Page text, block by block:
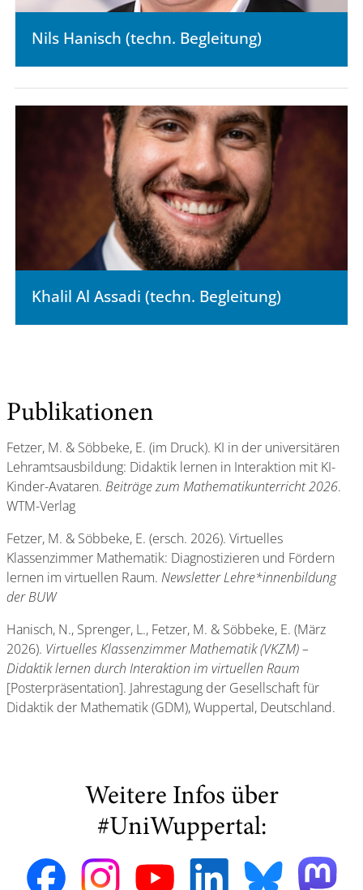
Nils Hanisch (techn. Begleitung)
Khalil Al Assadi (techn. Begleitung)
Publikationen
Fetzer, M. & Söbbeke, E. (im Druck). KI in der universitären
Lehramtsausbildung: Didaktik lernen in Interaktion mit KI-
Kinder-Avataren. Beiträge zum Mathematikunterricht 2026.
WTM-Verlag
Fetzer, M. & Söbbeke, E. (ersch. 2026). Virtuelles
Klassenzimmer Mathematik: Diagnostizieren und Fördern
lernen im virtuellen Raum. Newsletter Lehre*innenbildung
der BUW
Hanisch, N., Sprenger, L., Fetzer, M. & Söbbeke, E. (März
2026). Virtuelles Klassenzimmer Mathematik (VKZM) –
Didaktik lernen durch Interaktion im virtuellen Raum
[Posterpräsentation]. Jahrestagung der Gesellschaft für
Didaktik der Mathematik (GDM), Wuppertal, Deutschland.
Weitere Infos über
#UniWuppertal: